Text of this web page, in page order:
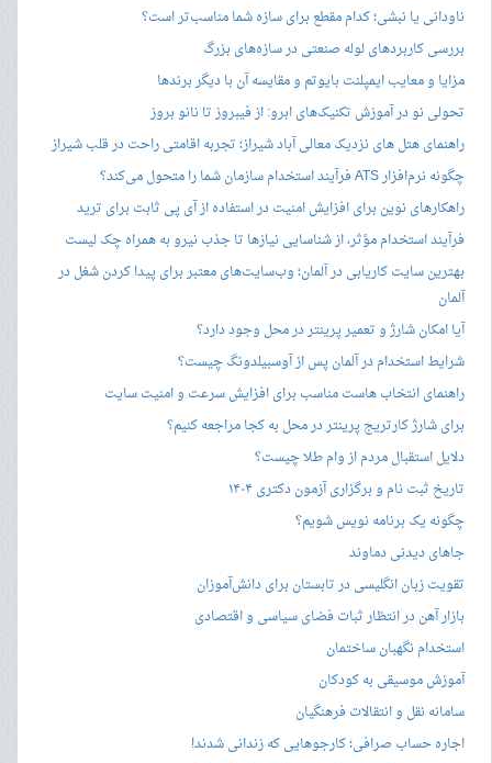
ناودانی یا نبشی؛ کدام مقطع برای سازه شما مناسب‌تر است؟
بررسی کاربردهای لوله صنعتی در سازه‌های بزرگ
مزایا و معایب ایمپلنت بایوتم و مقایسه آن با دیگر برندها
تحولی نو در آموزش تکنیک‌های ابرو: از فیبروز تا نانو بروز
راهنمای هتل های نزدیک معالی آباد شیراز؛ تجربه اقامتی راحت در قلب شیراز
چگونه نرم‌افزار ATS فرآیند استخدام سازمان شما را متحول می‌کند؟
راهکارهای نوین برای افزایش امنیت در استفاده از آی پی ثابت برای ترید
فرآیند استخدام مؤثر، از شناسایی نیازها تا جذب نیرو به همراه چک لیست
بهترین سایت کاریابی در آلمان؛ وب‌سایت‌های معتبر برای پیدا کردن شغل در
آلمان
آیا امکان شارژ و تعمیر پرینتر در محل وجود دارد؟
شرایط استخدام در آلمان پس از آوسبیلدونگ چیست؟
راهنمای انتخاب هاست مناسب برای افزایش سرعت و امنیت سایت
برای شارژ کارتریج پرینتر در محل به کجا مراجعه کنیم؟
دلایل استقبال مردم از وام طلا چیست؟
تاریخ ثبت نام و برگزاری آزمون دکتری ۱۴۰۴
چگونه یک برنامه نویس شویم؟
جاهای دیدنی دماوند
تقویت زبان انگلیسی در تابستان برای دانش‌آموزان
بازار آهن در انتظار ثبات فضای سیاسی و اقتصادی
استخدام نگهبان ساختمان
آموزش موسیقی به کودکان
سامانه نقل و انتقالات فرهنگیان
اجاره حساب صرافی؛ کارجوهایی که زندانی شدند!